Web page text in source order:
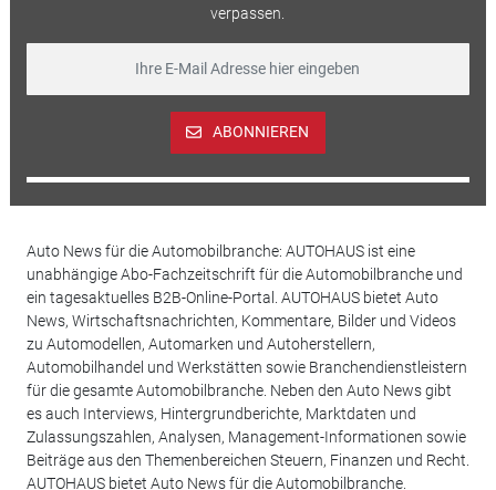
verpassen.
ABONNIEREN
Auto News für die Automobilbranche: AUTOHAUS ist eine
unabhängige Abo-Fachzeitschrift für die Automobilbranche und
ein tagesaktuelles B2B-Online-Portal. AUTOHAUS bietet Auto
News, Wirtschaftsnachrichten, Kommentare, Bilder und Videos
zu Automodellen, Automarken und Autoherstellern,
Automobilhandel und Werkstätten sowie Branchendienstleistern
für die gesamte Automobilbranche. Neben den Auto News gibt
es auch Interviews, Hintergrundberichte, Marktdaten und
Zulassungszahlen, Analysen, Management-Informationen sowie
Beiträge aus den Themenbereichen Steuern, Finanzen und Recht.
AUTOHAUS bietet Auto News für die Automobilbranche.